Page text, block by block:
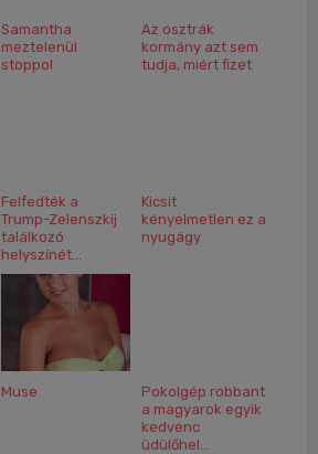
Samantha
meztelenül
stoppol
Az osztrák
kormány azt sem
tudja, miért fizet
Felfedték a
Trump-Zelenszkij
találkozó
helyszínét...
Kicsit
kényelmetlen ez a
nyugágy
Muse
Pokolgép robbant
a magyarok egyik
kedvenc
üdülőhel...